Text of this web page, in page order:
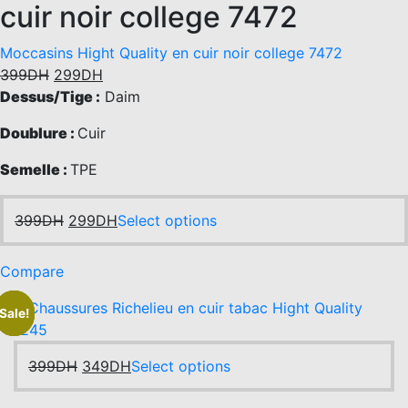
cuir noir college 7472
Moccasins Hight Quality en cuir noir college 7472
399DH Original
price
399DH.
299DH
price
299DH.
Dessus/Tige : Daim
Doublure : Cuir
Semelle : TPE
399DH Original
price
299DHCurrent
price
Select optionsThis
product
variants.
may
be
Compare
399DH Original
price
349DHCurrent
price
Select optionsThis
product
13%